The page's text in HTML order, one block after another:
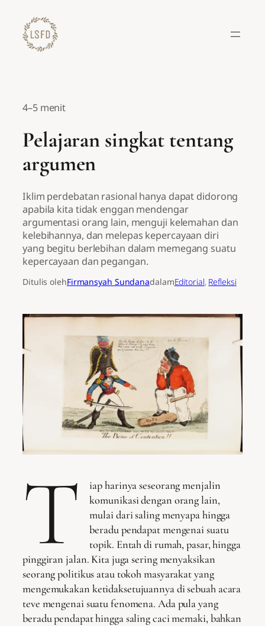
konten
4–5 menit
Pelajaran singkat tentang
argumen
Iklim perdebatan rasional hanya dapat didorong
apabila kita tidak enggan mendengar
argumentasi orang lain, menguji kelemahan dan
kelebihannya, dan melepas kepercayaan diri
yang begitu berlebihan dalam memegang suatu
kepercayaan dan pegangan.
Ditulis olehFirmansyah SundanadalamEditorial, Refleksi
T
iap harinya seseorang menjalin
komunikasi dengan orang lain,
mulai dari saling menyapa hingga
beradu pendapat mengenai suatu
topik. Entah di rumah, pasar, hingga
pinggiran jalan. Kita juga sering menyaksikan
seorang politikus atau tokoh masyarakat yang
mengemukakan ketidaksetujuannya di sebuah acara
teve mengenai suatu fenomena. Ada pula yang
beradu pendapat hingga saling caci memaki, bahkan